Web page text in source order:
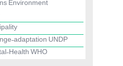
Environment
adaptation UNDP
Health WHO